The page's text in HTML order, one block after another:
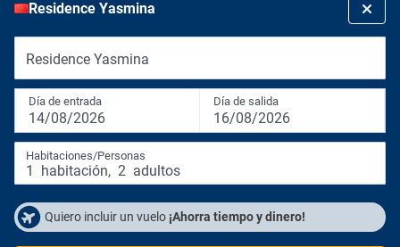
Residence Yasmina
Residence Yasmina
Día de entrada
14/08/2026
Día de salida
16/08/2026
Habitaciones/Personas
1 habitación, 2 adultos
Quiero incluir un vuelo ¡Ahorra tiempo y dinero!